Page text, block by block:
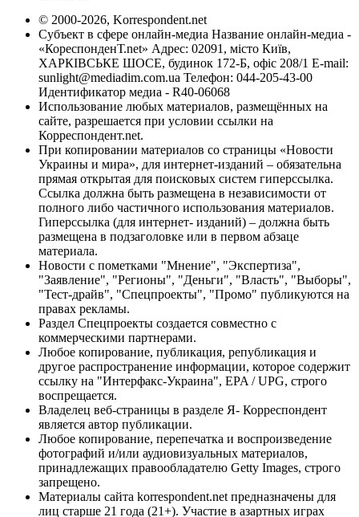
© 2000-2026, Korrespondent.net
Субъект в сфере онлайн-медиа Название онлайн-медиа -
«КореспонденТ.net» Адрес: 02091, місто Київ,
ХАРКІВСЬКЕ ШОСЕ, будинок 172-Б, офіс 208/1 E-mail:
sunlight@mediadim.com.ua Телефон: 044-205-43-00
Идентификатор медиа - R40-06068
Использование любых материалов, размещённых на
сайте, разрешается при условии ссылки на
Корреспондент.net.
При копировании материалов со страницы «Новости
Украины и мира», для интернет-изданий – обязательна
прямая открытая для поисковых систем гиперссылка.
Ссылка должна быть размещена в независимости от
полного либо частичного использования материалов.
Гиперссылка (для интернет- изданий) – должна быть
размещена в подзаголовке или в первом абзаце
материала.
Новости с пометками "Мнение", "Экспертиза",
"Заявление", "Регионы", "Деньги", "Власть", "Выборы",
"Тест-драйв", "Спецпроекты", "Промо" публикуются на
правах рекламы.
Раздел Спецпроекты создается совместно с
коммерческими партнерами.
Любое копирование, публикация, републикация и
другое распространение информации, которое содержит
ссылку на "Интерфакс-Украина", EPA / UPG, строго
воспрещается.
Владелец веб-страницы в разделе Я- Корреспондент
является автор публикации.
Любое копирование, перепечатка и воспроизведение
фотографий и/или аудиовизуальных материалов,
принадлежащих правообладателю Getty Images, строго
запрещено.
Материалы сайта korrespondent.net предназначены для
лиц старше 21 года (21+). Участие в азартных играх